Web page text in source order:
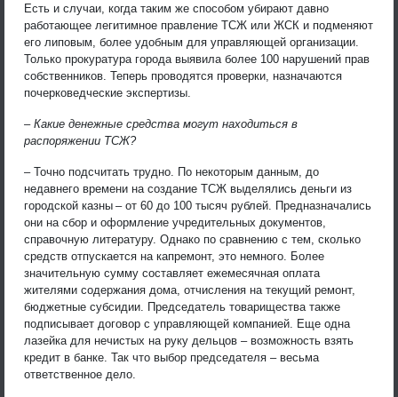
Есть и случаи, когда таким же способом убирают давно
работающее легитимное правление ТСЖ или ЖСК и подменяют
его липовым, более удобным для управляющей организации.
Только прокуратура города выявила более 100 нарушений прав
собственников. Теперь проводятся проверки, назначаются
почерковедческие экспертизы.
– Какие денежные средства могут находиться в
распоряжении ТСЖ?
– Точно подсчитать трудно. По некоторым данным, до
недавнего времени на создание ТСЖ выделялись деньги из
городской казны – от 60 до 100 тысяч рублей. Предназначались
они на сбор и оформление учредительных документов,
справочную литературу. Однако по сравнению с тем, сколько
средств отпускается на капремонт, это немного. Более
значительную сумму составляет ежемесячная оплата
жителями содержания дома, отчисления на текущий ремонт,
бюджетные субсидии. Председатель товарищества также
подписывает договор с управляющей компанией. Еще одна
лазейка для нечистых на руку дельцов – возможность взять
кредит в банке. Так что выбор председателя – весьма
ответственное дело.